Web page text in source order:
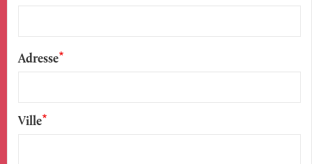
Adresse
Ville